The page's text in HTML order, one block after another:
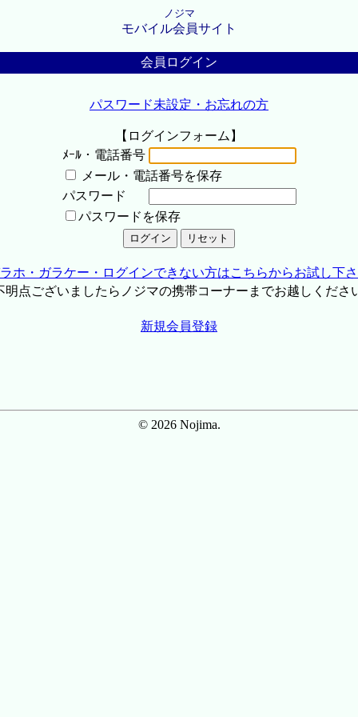
ノジマ
モバイル会員サイト
会員ログイン
パスワード未設定・お忘れの方
【ログインフォーム】
ﾒｰﾙ・電話番号
メール・電話番号を保存
パスワード
パスワードを保存
ホ・ガラケー・ログインできない方はこちらからお試し下
点ございましたらノジマの携帯コーナーまでお越しくださ
新規会員登録
© 2026 Nojima.